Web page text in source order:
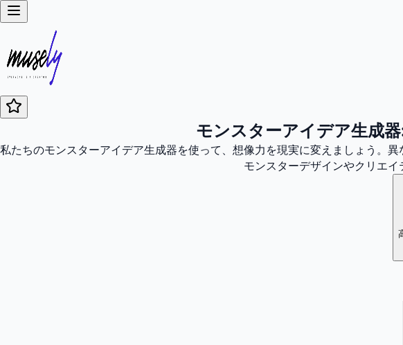
モンスターアイデア生成
私たちのモンスターアイデア生成器を使って、想像力を現実に変えましょう。
モンスターデザインやクリエイ